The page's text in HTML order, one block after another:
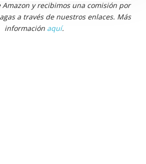
Amazon y recibimos una comisión por
a través de nuestros enlaces. Más
información aquí.